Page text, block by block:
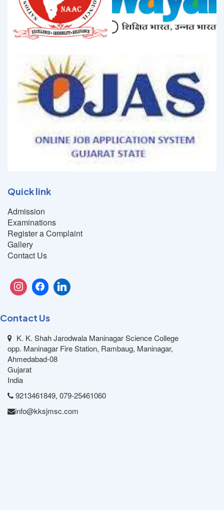
Quick link
Admission
Examinations
Register a Complaint
Gallery
Contact Us
Contact Us
K. K. Shah Jarodwala Maninagar Science College
opp. Maninagar Fire Station, Rambaug, Maninagar,
Ahmedabad-08
Gujarat
India
9213461849, 079-25461060
info@kksjmsc.com